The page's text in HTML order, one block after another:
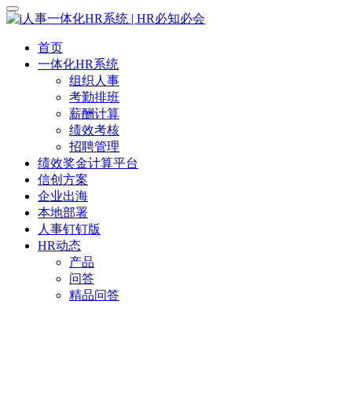
首页
一体化HR系统
组织人事
考勤排班
薪酬计算
绩效考核
招聘管理
绩效奖金计算平台
信创方案
企业出海
本地部署
人事钉钉版
HR动态
产品
问答
精品问答